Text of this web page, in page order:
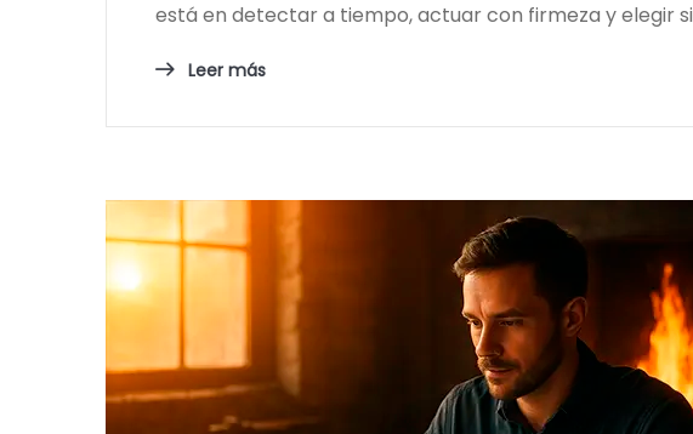
está en detectar a tiempo, actuar con firmeza y elegir
Leer más